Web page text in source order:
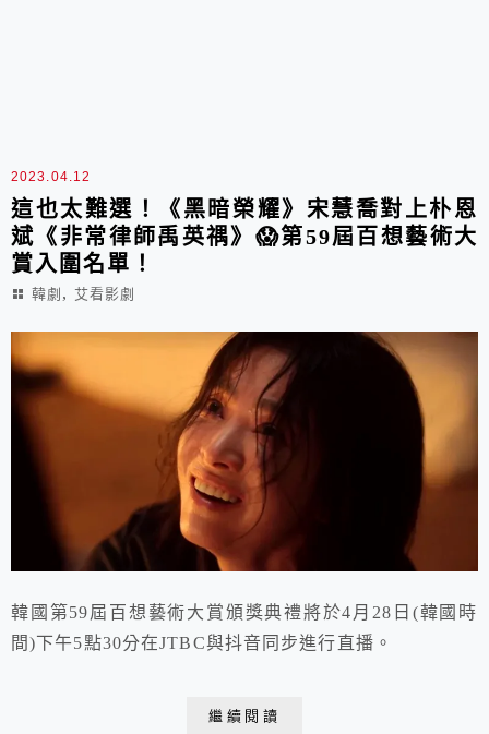
2023.04.12
這也太難選！《黑暗榮耀》宋慧喬對上朴恩
斌《非常律師禹英禑》😱第59屆百想藝術大
賞入圍名單！
韓劇 , 艾看影劇
韓國第59屆百想藝術大賞頒獎典禮將於4月28日(韓國時
間)下午5點30分在JTBC與抖音同步進行直播。
繼續閱讀